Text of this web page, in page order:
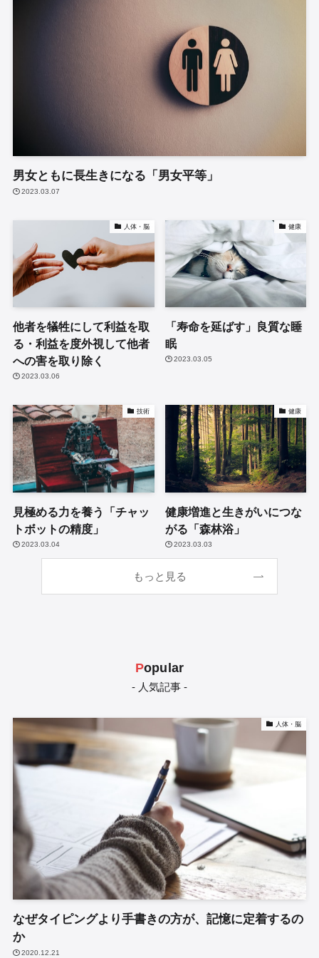
男女ともに長生きになる「男女平等」
2023.03.07
人体・脳
他者を犠牲にして利益を取
る・利益を度外視して他者
への害を取り除く
2023.03.06
健康
「寿命を延ばす」良質な睡
眠
2023.03.05
技術
見極める力を養う「チャッ
トボットの精度」
2023.03.04
健康
健康増進と生きがいにつな
がる「森林浴」
2023.03.03
もっと見る
Popular
- 人気記事 -
人体・脳
なぜタイピングより手書きの方が、記憶に定着するの
か
2020.12.21